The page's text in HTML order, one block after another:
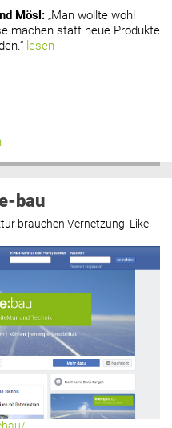
Mösl : „Man wollte wohl
machen statt neue Produkte
lesen
bau
brauchen Vernetzung. Like